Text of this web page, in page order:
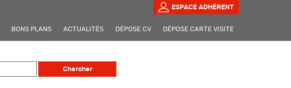
ESPACE ADHÉRENT
BONS PLANS ACTUALITÉS DÉPOSE CV DÉPOSE CARTE VISITE